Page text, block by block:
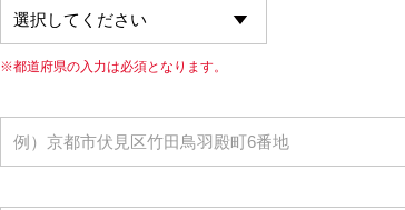
※都道府県の入力は必須となります。